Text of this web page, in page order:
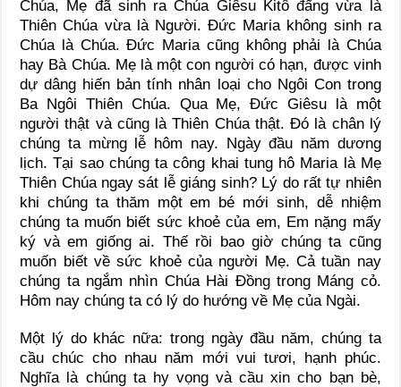
Chúa, Mẹ đã sinh ra Chúa Giêsu Kitô đấng vừa là
Thiên Chúa vừa là Người. Đức Maria không sinh ra
Chúa là Chúa. Đức Maria cũng không phải là Chúa
hay Bà Chúa. Mẹ là một con người có hạn, được vinh
dự dâng hiến bản tính nhân loại cho Ngôi Con trong
Ba Ngôi Thiên Chúa. Qua Mẹ, Đức Giêsu là một
người thật và cũng là Thiên Chúa thật. Đó là chân lý
chúng ta mừng lễ hôm nay. Ngày đầu năm dương
lịch. Tại sao chúng ta công khai tung hô Maria là Mẹ
Thiên Chúa ngay sát lễ giáng sinh? Lý do rất tự nhiên
khi chúng ta thăm một em bé mới sinh, dễ nhiệm
chúng ta muốn biết sức khoẻ của em, Em nặng mấy
ký và em giống ai. Thế rồi bao giờ chúng ta cũng
muốn biết về sức khoẻ của người Mẹ. Cả tuần nay
chúng ta ngắm nhìn Chúa Hài Đồng trong Máng cỏ.
Hôm nay chúng ta có lý do hướng về Mẹ của Ngài.
Một lý do khác nữa: trong ngày đầu năm, chúng ta
cầu chúc cho nhau năm mới vui tươi, hạnh phúc.
Nghĩa là chúng ta hy vọng và cầu xin cho bạn bè,